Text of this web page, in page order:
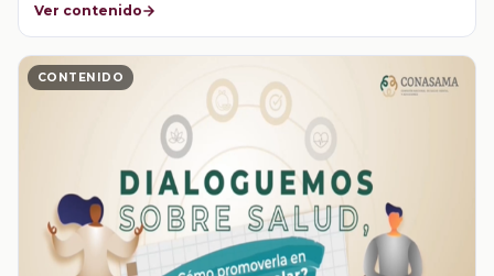
Ver contenido
CONTENIDO